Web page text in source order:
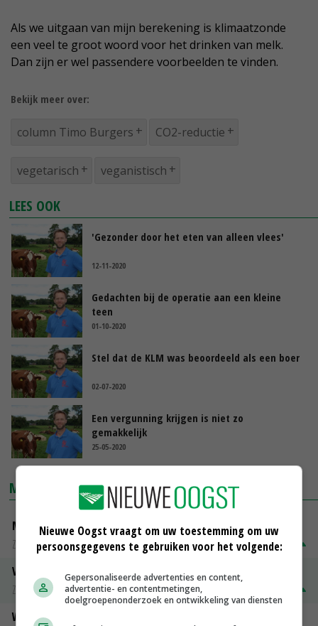
Als we uitgaan van mijn berekening is klimaatzonde
een veel te groot woord voor het drinken van melk.
Dan zijn er wel passendere voorbeelden te vinden.
Bekijk meer over:
column Timo Burgers CO2-reductie
vegetarisch veganistisch
LEES OOK
'Gezonder door het eten van alleen vlees'
12-11-2020
Gedachten bij de operatie aan een kleine
teen
01-10-2020
Stel dat de KLM was beoordeeld als een boer
02-07-2020
Een vergunning krijgen is niet zo
gemakkelijk
25-05-2020
MARKTPRIJZEN
Magere melkpoeder
Zuivel weekprijzen
€ 269,00 € 7,00
Volle melkpoeder
Zuivel weekprijzen
Weipoeder
Nieuwe Oogst vraagt om uw toestemming om uw
persoonsgegevens te gebruiken voor het volgende:
Gepersonaliseerde advertenties en content,
advertentie- en contentmetingen,
doelgroepenonderzoek en ontwikkeling van diensten